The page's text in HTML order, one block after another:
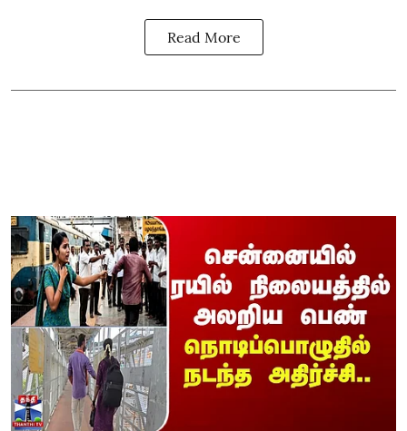
Read More